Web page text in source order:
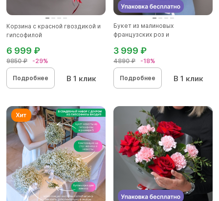
Корзина с красной гвоздикой и
гипсофилой
9850 ₽ -29%
6 999 ₽
Подробнее В 1 клик
Букет из малиновых
французских роз и
4890 ₽ -18%
3 999 ₽
Подробнее В 1 клик